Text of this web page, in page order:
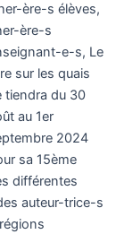
ère-s élèves,
ère-s
e-s, Le
sur les quais
tiendra du 30
au 1er
2024
sa 15ème
différentes
auteur-trice-s